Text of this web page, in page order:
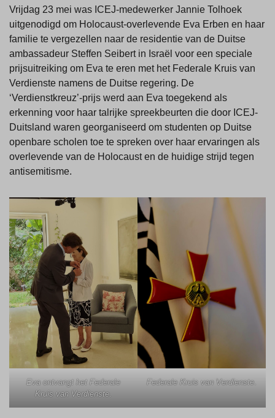
Vrijdag 23 mei was ICEJ-medewerker Jannie Tolhoek
uitgenodigd om Holocaust-overlevende Eva Erben en haar
familie te vergezellen naar de residentie van de Duitse
ambassadeur Steffen Seibert in Israël voor een speciale
prijsuitreiking om Eva te eren met het Federale Kruis van
Verdienste namens de Duitse regering. De
‘Verdienstkreuz’-prijs werd aan Eva toegekend als
erkenning voor haar talrijke spreekbeurten die door ICEJ-
Duitsland waren georganiseerd om studenten op Duitse
openbare scholen toe te spreken over haar ervaringen als
overlevende van de Holocaust en de huidige strijd tegen
antisemitisme.
Eva ontvangt het Federale
Kruis van Verdienste
Federale Kruis van Verdienste.